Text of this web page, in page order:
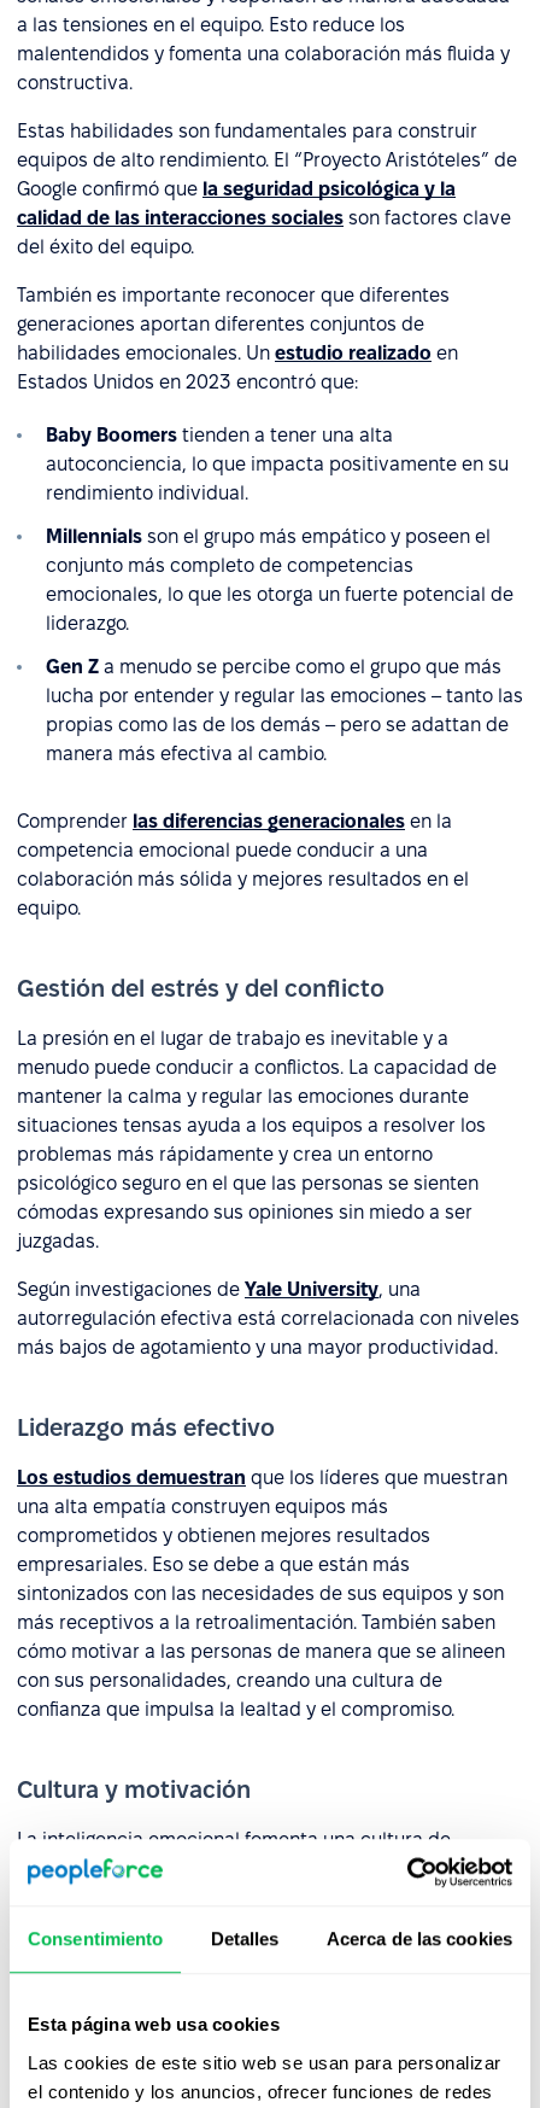
Consentimiento Detalles Acerca de las cookies
Esta página web usa cookies
Las cookies de este sitio web se usan para personalizar
el contenido y los anuncios, ofrecer funciones de redes
a las tensiones en el equipo. Esto reduce los
malentendidos y fomenta una colaboración más fluida y
constructiva.
Estas habilidades son fundamentales para construir
equipos de alto rendimiento. El “Proyecto Aristóteles” de
Google confirmó que la seguridad psicológica y la
calidad de las interacciones sociales son factores clave
del éxito del equipo.
También es importante reconocer que diferentes
generaciones aportan diferentes conjuntos de
habilidades emocionales. Un estudio realizado en
Estados Unidos en 2023 encontró que:
Baby Boomers tienden a tener una alta
autoconciencia, lo que impacta positivamente en su
rendimiento individual.
Millennials son el grupo más empático y poseen el
conjunto más completo de competencias
emocionales, lo que les otorga un fuerte potencial de
liderazgo.
Gen Z a menudo se percibe como el grupo que más
lucha por entender y regular las emociones – tanto las
propias como las de los demás – pero se adattan de
manera más efectiva al cambio.
Comprender las diferencias generacionales en la
competencia emocional puede conducir a una
colaboración más sólida y mejores resultados en el
equipo.
Gestión del estrés y del conflicto
La presión en el lugar de trabajo es inevitable y a
menudo puede conducir a conflictos. La capacidad de
mantener la calma y regular las emociones durante
situaciones tensas ayuda a los equipos a resolver los
problemas más rápidamente y crea un entorno
psicológico seguro en el que las personas se sienten
cómodas expresando sus opiniones sin miedo a ser
juzgadas.
Según investigaciones de Yale University, una
autorregulación efectiva está correlacionada con niveles
más bajos de agotamiento y una mayor productividad.
Liderazgo más efectivo
Los estudios demuestran que los líderes que muestran
una alta empatía construyen equipos más
comprometidos y obtienen mejores resultados
empresariales. Eso se debe a que están más
sintonizados con las necesidades de sus equipos y son
más receptivos a la retroalimentación. También saben
cómo motivar a las personas de manera que se alineen
con sus personalidades, creando una cultura de
confianza que impulsa la lealtad y el compromiso.
Cultura y motivación
La inteligencia emocional fomenta una cultura de
empatía, apertura y respeto mutuo. Cuando los
– es un predictor confiable del rendimiento laboral,
resolución de problemas.